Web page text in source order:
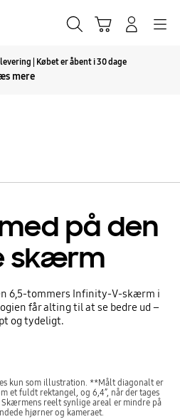
| Købet er åbent i 30 dage
mere
på den
skærm
6,5-tommers Infinity-V-skærm i
får alting til at se bedre ud –
og tydeligt.
kun som illustration. **Målt diagonalt er
et fuldt rektangel, og 6,4”, når der tages
reelt synlige areal er mindre på
hjørner og kameraet.